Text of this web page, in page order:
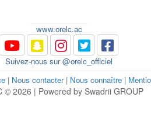
www.orelc.ac
Suivez-nous sur @orelc_officiel
| Nous contacter| Nous connaître |
© 2026 | Powered by Swadrii GROUP